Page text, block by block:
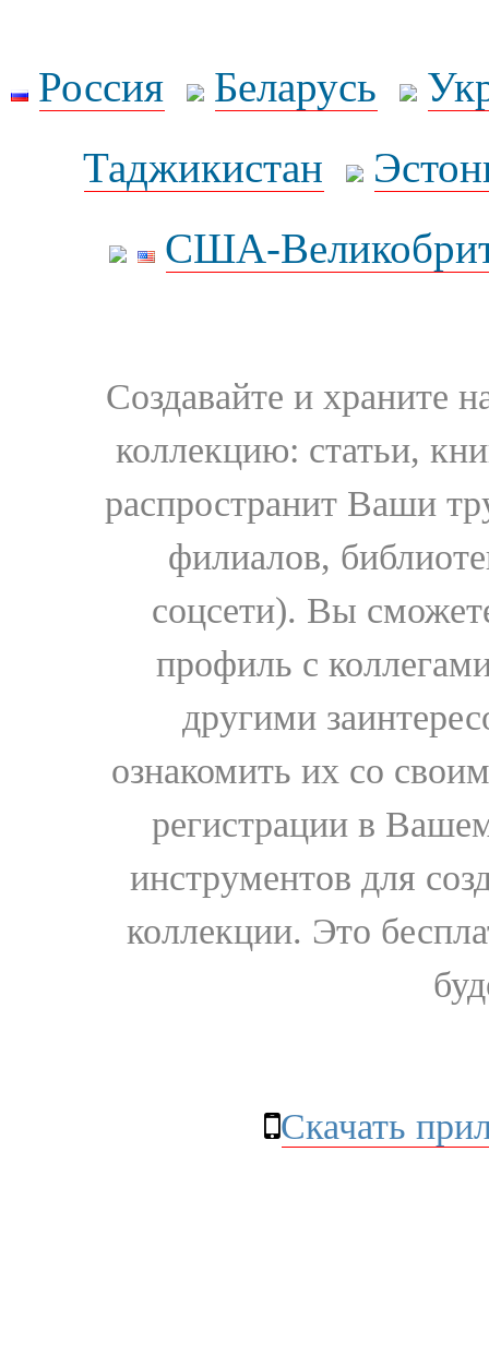
Россия Беларусь
Таджикистан
США-
Создавайте и храните
коллекцию: статьи,
распространит Ваши
филиалов,
соцсети). Вы
профиль с
другими
ознакомить их со
регистрации в
инструментов для
коллекции. Это
Скачать